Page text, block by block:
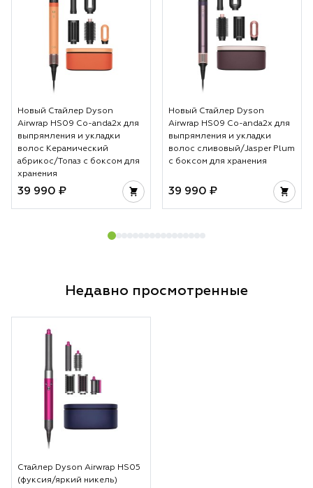
Новый Стайлер Dyson
Airwrap HS09 Co-anda2x для
выпрямления и укладки
волос Керамический
абрикос/Топаз с боксом для
хранения
39 990 ₽
Новый Стайлер Dyson
Airwrap HS09 Co-anda2x для
выпрямления и укладки
волос сливовый/Jasper Plum
с боксом для хранения
39 990 ₽
Недавно просмотренные
Стайлер Dyson Airwrap HS05
(фуксия/яркий никель)